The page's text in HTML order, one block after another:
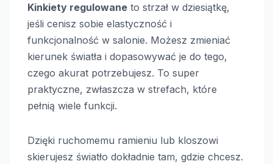
Kinkiety regulowane to strzał w dziesiątkę,
jeśli cenisz sobie elastyczność i
funkcjonalność w salonie. Możesz zmieniać
kierunek światła i dopasowywać je do tego,
czego akurat potrzebujesz. To super
praktyczne, zwłaszcza w strefach, które
pełnią wiele funkcji.
Dzięki ruchomemu ramieniu lub kloszowi
skierujesz światło dokładnie tam, gdzie chcesz.